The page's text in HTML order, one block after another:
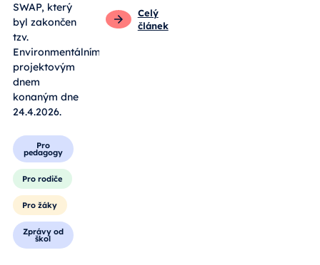
SWAP, který
byl zakončen
tzv.
Environmentálním
projektovým
dnem
konaným dne
24.4.2026.
Pro
pedagogy
Pro rodiče
Pro žáky
Zprávy od
škol
Celý
článek